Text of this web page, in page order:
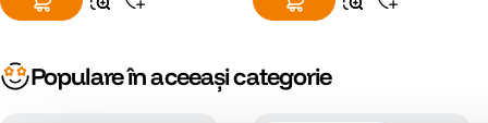
Populare în aceeași categorie